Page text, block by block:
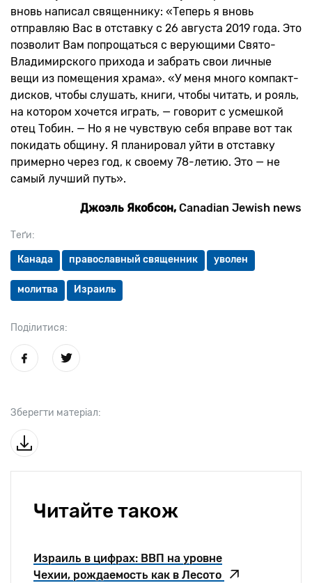
Теґи:
Канада православный священник уволен
молитва Израиль
Поділитися:
Зберегти матеріал:
вновь написал священнику: «Теперь я вновь
отправляю Вас в отставку с 26 августа 2019 года. Это
позволит Вам попрощаться с верующими Свято-
Владимирского прихода и забрать свои личные
вещи из помещения храма». «У меня много компакт-
дисков, чтобы слушать, книги, чтобы читать, и рояль,
на котором хочется играть, — говорит с усмешкой
отец Тобин. — Но я не чувствую себя вправе вот так
покидать общину. Я планировал уйти в отставку
примерно через год, к своему 78-летию. Это — не
самый лучший путь».
Джоэль Якобсон, Canadian Jewish news
Читайте також
Израиль в цифрах: ВВП на уровне
Чехии, рождаемость как в Лесото